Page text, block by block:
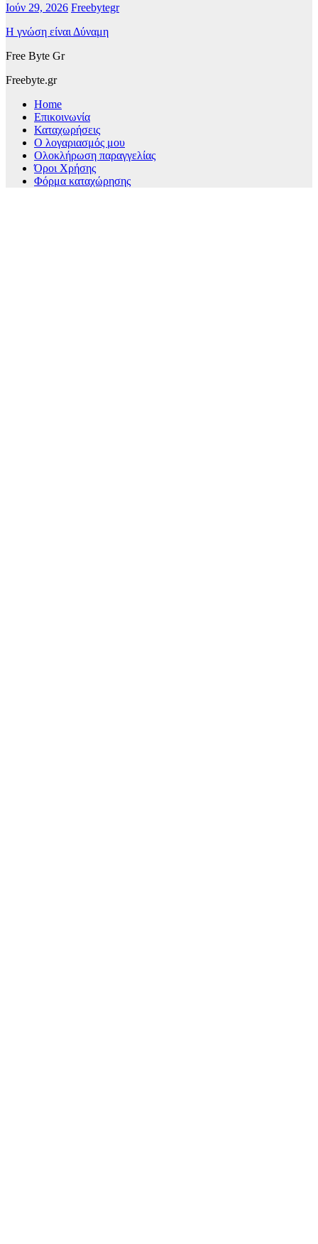
Ιούν 29, 2026 Freebytegr
Η γνώση είναι Δύναμη
Free Byte Gr
Freebyte.gr
Home
Επικοινωνία
Καταχωρήσεις
Ο λογαριασμός μου
Ολοκλήρωση παραγγελίας
Όροι Χρήσης
Φόρμα καταχώρησης